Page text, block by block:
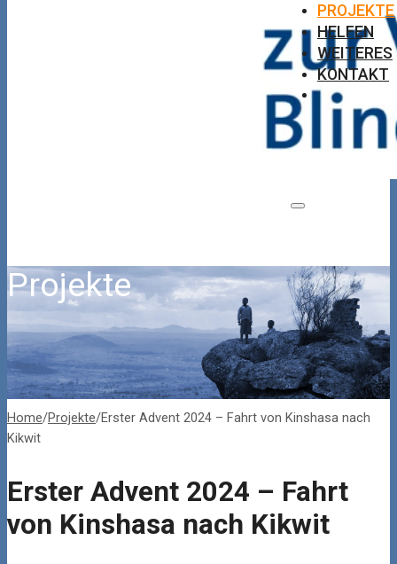
PROJEKTE
HELFEN
WEITERES
KONTAKT
Projekte
Home/Projekte/Erster Advent 2024 – Fahrt von Kinshasa nach
Kikwit
Erster Advent 2024 – Fahrt
von Kinshasa nach Kikwit